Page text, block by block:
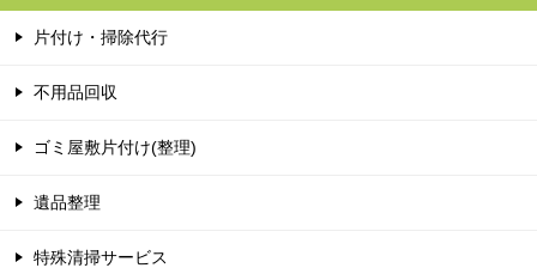
片付け・掃除代行
不用品回収
ゴミ屋敷片付け(整理)
遺品整理
特殊清掃サービス